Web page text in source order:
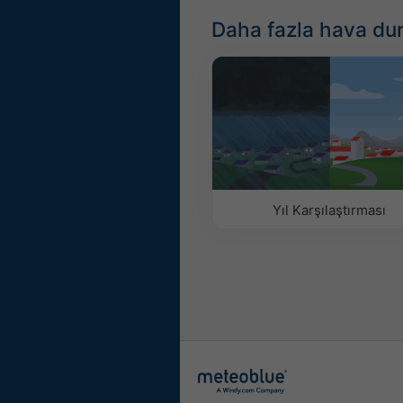
Daha fazla hava
Yıl Karşılaştırması